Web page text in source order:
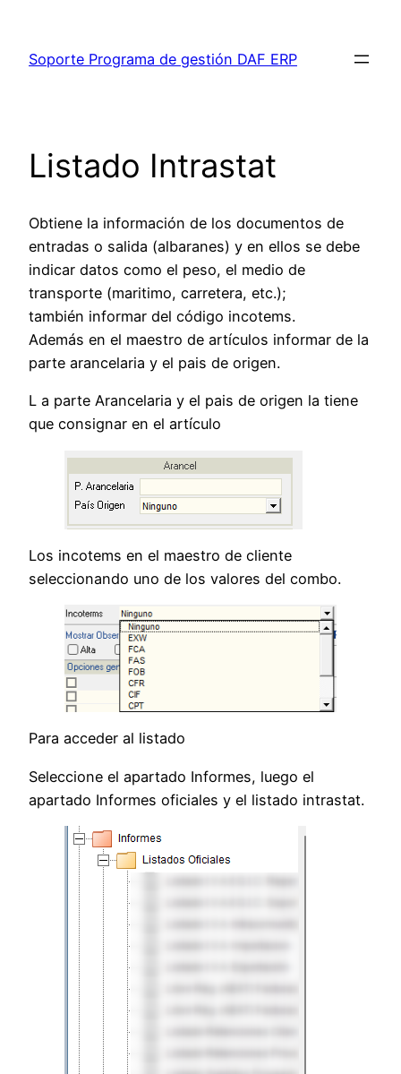
contenido
Soporte Programa de gestión DAF ERP
Listado Intrastat
Obtiene la información de los documentos de
entradas o salida (albaranes) y en ellos se debe
indicar datos como el peso, el medio de
transporte (maritimo, carretera, etc.);
también informar del código incotems.
Además en el maestro de artículos informar de la
parte arancelaria y el pais de origen.
L a parte Arancelaria y el pais de origen la tiene
que consignar en el artículo
Los incotems en el maestro de cliente
seleccionando uno de los valores del combo.
Para acceder al listado
Seleccione el apartado Informes, luego el
apartado Informes oficiales y el listado intrastat.